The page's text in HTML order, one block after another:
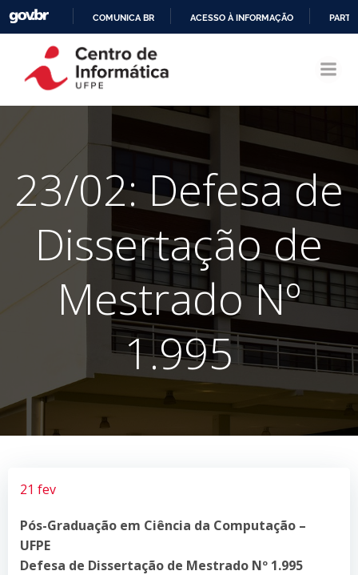
CONTEÚDO
COMUNICA BR ACESSO À INFORMAÇÃO
23/02: Defesa de
Dissertação de
Mestrado Nº
1.995
21 fev
Pós-Graduação em Ciência da Computação –
UFPE
Defesa de Dissertação de Mestrado Nº 1.995